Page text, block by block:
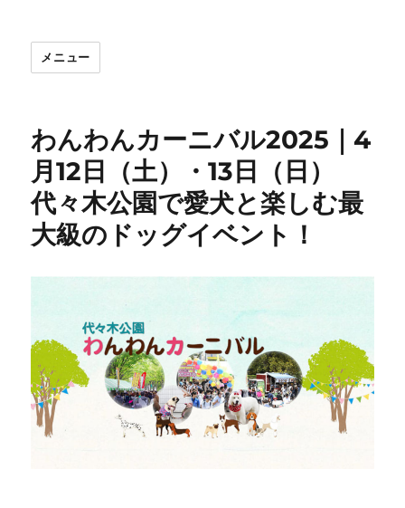
メニュー
わんわんカーニバル2025｜4
月12日（土）・13日（日）
代々木公園で愛犬と楽しむ最
大級のドッグイベント！